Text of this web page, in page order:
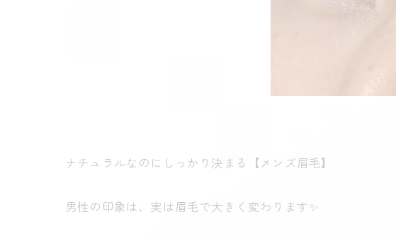
ナチュラルなのにしっかり決まる【メンズ眉毛】
男性の印象は、実は眉毛で大きく変わります✨